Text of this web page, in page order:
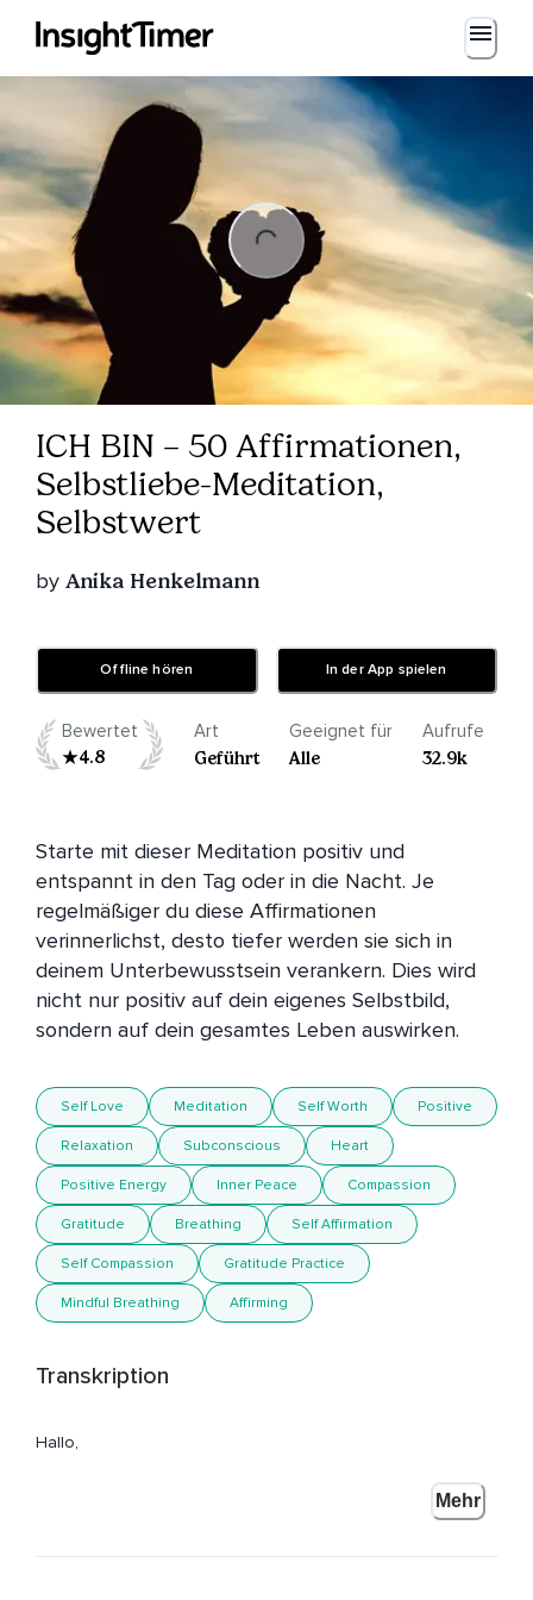
Loading...
Loading...
ICH BIN – 50 Affirmationen,
Selbstliebe-Meditation,
Selbstwert
by Anika Henkelmann
Offline hören In der App spielen
Bewertet
4.8
Art
Geführt
Geeignet für
Alle
Aufrufe
32.9k
Starte mit dieser Meditation positiv und
entspannt in den Tag oder in die Nacht. Je
regelmäßiger du diese Affirmationen
verinnerlichst, desto tiefer werden sie sich in
deinem Unterbewusstsein verankern. Dies wird
nicht nur positiv auf dein eigenes Selbstbild,
sondern auf dein gesamtes Leben auswirken.
Self Love Meditation Self Worth Positive
Relaxation Subconscious Heart
Positive Energy Inner Peace Compassion
Gratitude Breathing Self Affirmation
Self Compassion Gratitude Practice
Mindful Breathing Affirming
Transkription
Hallo,
Mein Name ist Annika Henkelmann und ich freue mich,
Mehr